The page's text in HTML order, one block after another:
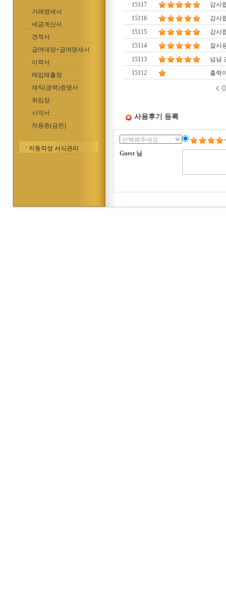
거래명세서
세금계산서
견적서
급여대장+급여명세서
이력서
매입매출장
재직(경력)증명서
위임장
사직서
차용증(금전)
자동작성 서식관리
15117
감사
15116
감사
15115
감사
15114
잘사
15113
넘넘
15112
출력
사용후기 등록
Guest 님